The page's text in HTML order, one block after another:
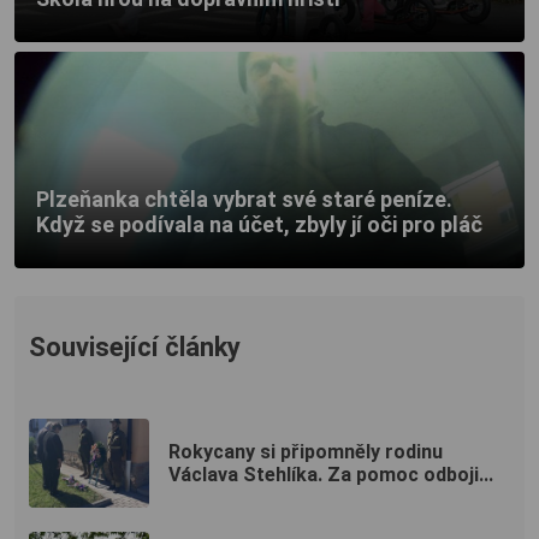
Plzeňanka chtěla vybrat své staré peníze.
Když se podívala na účet, zbyly jí oči pro pláč
Související články
Rokycany si připomněly rodinu
Václava Stehlíka. Za pomoc odboji...